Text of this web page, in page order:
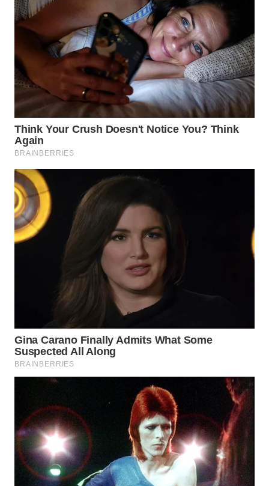
WAHANA
NEWS
WAHANA
WAHANA
ADVOKAT
WAHANA
WAHANA
KONSUMEN
WAHANA
WAHANA
TV
WAHANANEWS
WAHANANEWS
CO ID
WAHANANEWS
NET